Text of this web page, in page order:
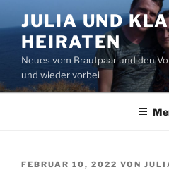
Inhalt
springen
JULIA UND
HEIRATEN
Neues vom Brautpaar und den
und wieder vorbei
VERÖFFENTLICHT
FEBRUAR 10, 2022 VON